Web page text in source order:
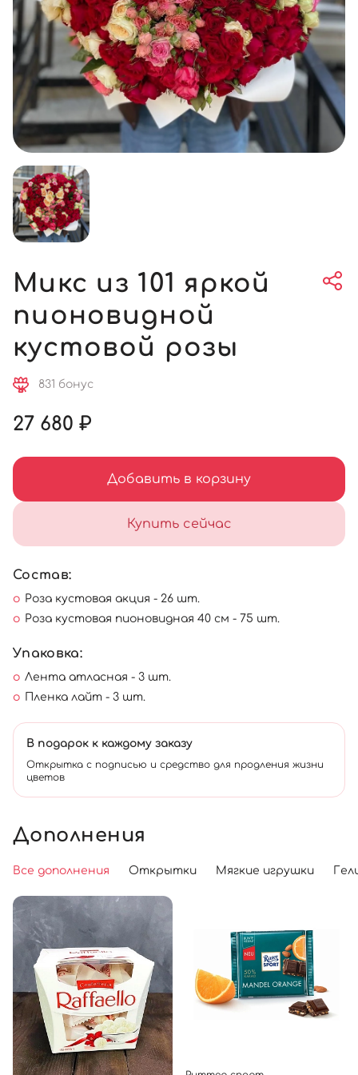
Микс из 101 яркой
пионовидной
кустовой розы
831 бонус
27 680 ₽
Добавить в корзину
Купить сейчас
Состав:
Роза кустовая акция - 26 шт.
Роза кустовая пионовидная 40 см - 75 шт.
Упаковка:
Лента атласная - 3 шт.
Пленка лайт - 3 шт.
В подарок к каждому заказу
Открытка с подписью и средство для продления жизни
цветов
Дополнения
Все дополнения Открытки Мягкие игрушки